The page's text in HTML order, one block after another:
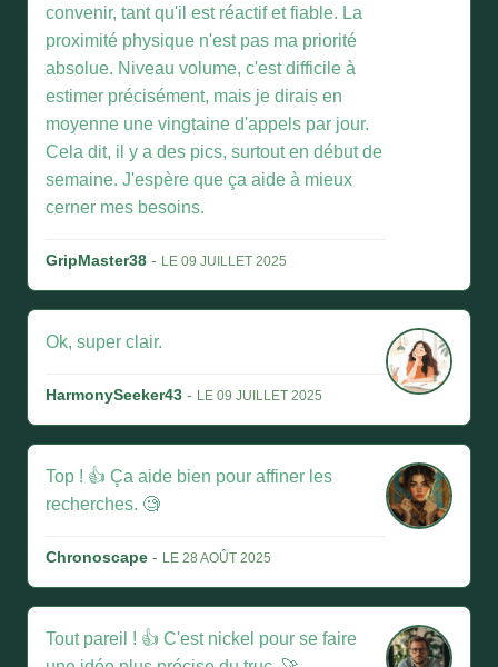
convenir, tant qu'il est réactif et fiable. La
proximité physique n'est pas ma priorité
absolue. Niveau volume, c'est difficile à
estimer précisément, mais je dirais en
moyenne une vingtaine d'appels par jour.
Cela dit, il y a des pics, surtout en début de
semaine. J'espère que ça aide à mieux
cerner mes besoins.
GripMaster38 - LE 09 JUILLET 2025
Ok, super clair.
HarmonySeeker43 - LE 09 JUILLET 2025
Top ! 👍 Ça aide bien pour affiner les
recherches. 🧐
Chronoscape - LE 28 AOÛT 2025
Tout pareil ! 👍 C'est nickel pour se faire